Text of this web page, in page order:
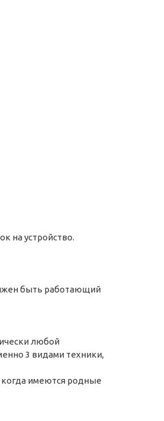
на устройство.
быть работающий
любой
3 видами техники,
когда имеются родные